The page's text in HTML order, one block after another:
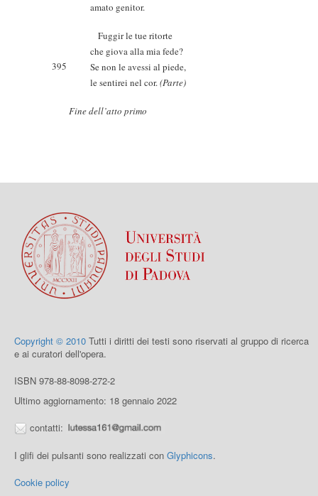
amato genitor.
Fuggir le tue ritorte
che giova alla mia fede?
395
Se non le avessi al piede,
le sentirei nel cor.(Parte)
Fine dell’atto primo
Copyright © 2010 Tutti i diritti dei testi sono riservati al gruppo di ricerca
e ai curatori dell'opera.
ISBN 978-88-8098-272-2
Ultimo aggiornamento: 18 gennaio 2022
contatti:
I glifi dei pulsanti sono realizzati con Glyphicons.
Cookie policy